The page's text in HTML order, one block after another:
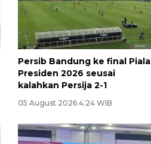
Persib Bandung ke final Piala
Presiden 2026 seusai
kalahkan Persija 2-1
05 August 2026 4:24 WIB